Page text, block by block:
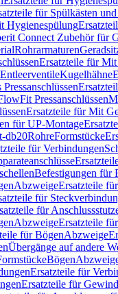
für Spülkästen
Hygienespülung
Connect Zubehör für
Rohrarmaturen
Ersatzteile für Mit
EntleerventileKugelhähne
Pressanschlüssen
Ersatzteile für Mit
für UP-Montage
db20RohreFormstücke
für Verbindungen
Befestigungen für
AbzweigeErsatzteile
für
für
AbzweigeErsatzteile
für BögenAbzweige
Übergänge auf andere
Bögen
Ersatzteile für
Ersatzteile für